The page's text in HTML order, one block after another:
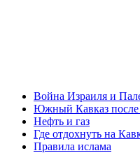
Война Израиля и
Южный Кавказ
Нефть и газ
Где отдохнуть на
Правила ислама